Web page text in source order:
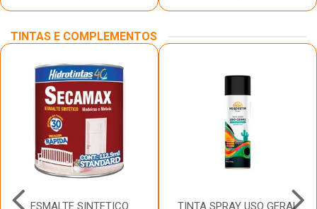
TINTAS E COMPLEMENTOS
ESMALTE SINTETICO TINTA SPRAY USO GERAL